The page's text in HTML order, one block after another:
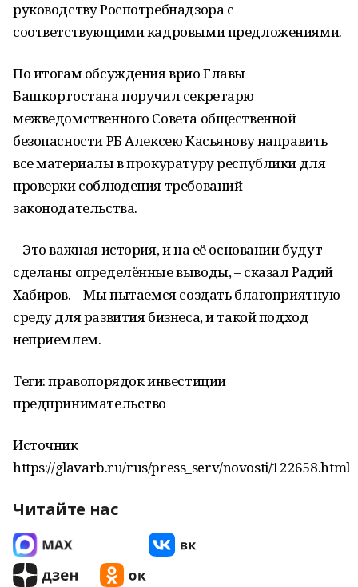
руководству Роспотребнадзора с
соответствующими кадровыми предложениями.
По итогам обсуждения врио Главы
Башкортостана поручил секретарю
межведомственного Совета общественной
безопасности РБ Алексею Касьянову направить
все материалы в прокуратуру республики для
проверки соблюдения требований
законодательства.
– Это важная история, и на её основании будут
сделаны определённые выводы, – сказал Радий
Хабиров. – Мы пытаемся создать благоприятную
среду для развития бизнеса, и такой подход
неприемлем.
Теги: правопорядок инвестиции
предпринимательство
Источник
https://glavarb.ru/rus/press_serv/novosti/122658.html
Читайте нас